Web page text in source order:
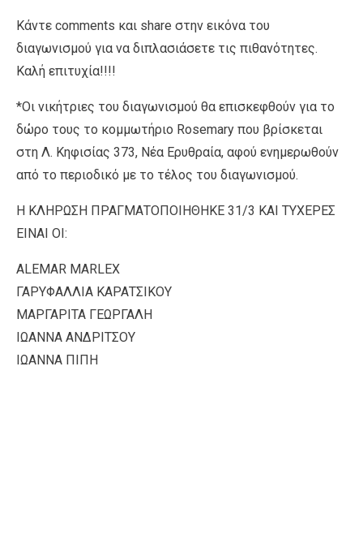
Κάντε comments και share στην εικόνα του
διαγωνισμού για να διπλασιάσετε τις πιθανότητες.
Καλή επιτυχία!!!!
*Οι νικήτριες του διαγωνισμού θα επισκεφθούν για το
δώρο τους το κομμωτήριο Rosemary που βρίσκεται
στη Λ. Κηφισίας 373, Νέα Ερυθραία, αφού ενημερωθούν
από το περιοδικό με το τέλος του διαγωνισμού.
Η ΚΛΗΡΩΣΗ ΠΡΑΓΜΑΤΟΠΟΙΗΘΗΚΕ 31/3 ΚΑΙ ΤΥΧΕΡΕΣ
ΕΙΝΑΙ ΟΙ:
ALEMAR MARLEX
ΓΑΡΥΦΑΛΛΙΑ ΚΑΡΑΤΣΙΚΟΥ
ΜΑΡΓΑΡΙΤΑ ΓΕΩΡΓΑΛΗ
ΙΩΑΝΝΑ ΑΝΔΡΙΤΣΟΥ
ΙΩΑΝΝΑ ΠΙΠΗ